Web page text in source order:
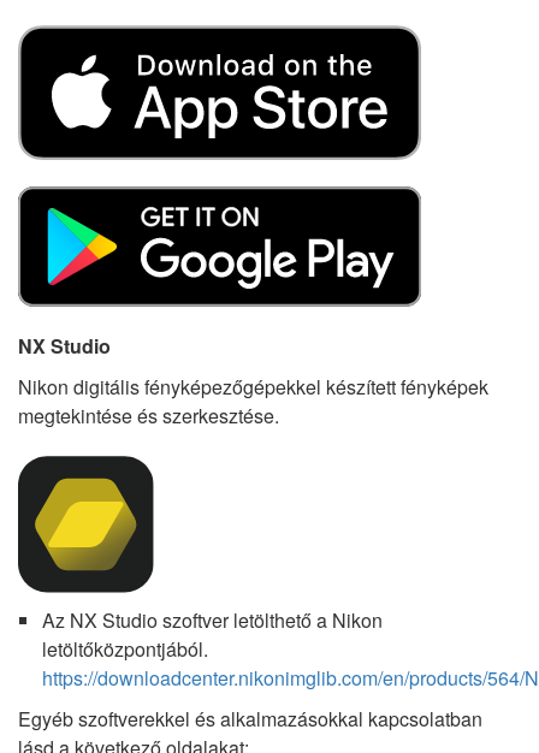
NX Studio
Nikon digitális fényképezőgépekkel készített fényképek
megtekintése és szerkesztése.
Az NX Studio szoftver letölthető a Nikon
letöltőközpontjából.
https://downloadcenter.nikonimglib.com/en/products/564/
Egyéb szoftverekkel és alkalmazásokkal kapcsolatban